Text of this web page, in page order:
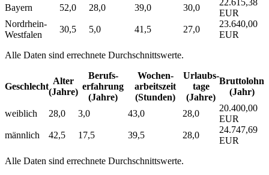
Bayern 52,0 28,0 39,0 30,0
EUR
Nordrhein-
Westfalen
30,5 5,0 41,5 27,0
23.640,00
EUR
Alle Daten sind errechnete Durchschnittswerte.
Geschlecht
Alter
(Jahre)
Berufs­
erfahrung
(Jahre)
Wochen­
arbeitszeit
(Stunden)
Urlaubs­
tage
(Jahre)
Bruttolohn
(Jahr)
weiblich 28,0 3,0 43,0 28,0
20.400,00
EUR
männlich
42,5 17,5 39,5 28,0
24.747,69
EUR
Alle Daten sind errechnete Durchschnittswerte.